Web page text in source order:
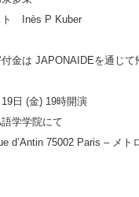
ト Inès P Kuber
金は JAPONAIDEを通じて
日 (金) 19時開演
学学院にて
d’Antin 75002 Paris – メト